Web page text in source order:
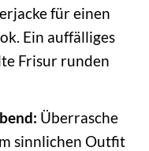
für einen
Ein auffälliges
Frisur runden
Überrasche
sinnlichen Outfit